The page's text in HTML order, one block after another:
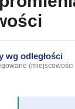
wg odległości